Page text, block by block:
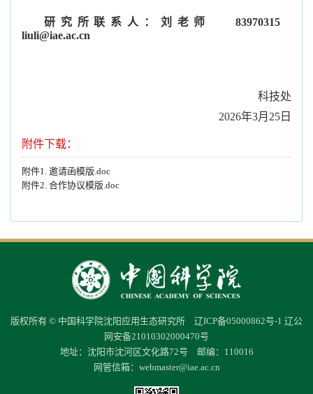
研究所联系人：刘老师
83970315
liuli@iae.ac.cn
科技处
2026年3月25日
附件下载：
附件1. 邀请函模版.doc
附件2. 合作协议模版.doc
版权所有 © 中国科学院沈阳应用生态研究所 辽ICP备05000862号-1 辽公
网安备21010302000470号
地址：沈阳市沈河区文化路72号 邮编：110016
网管信箱： webmaster@iae.ac.cn